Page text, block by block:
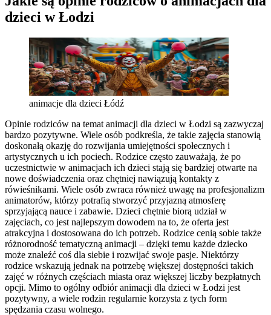
dzieci w Łodzi
animacje dla dzieci Łódź
Opinie rodziców na temat animacji dla dzieci w Łodzi są zazwyczaj
bardzo pozytywne. Wiele osób podkreśla, że takie zajęcia stanowią
doskonałą okazję do rozwijania umiejętności społecznych i
artystycznych u ich pociech. Rodzice często zauważają, że po
uczestnictwie w animacjach ich dzieci stają się bardziej otwarte na
nowe doświadczenia oraz chętniej nawiązują kontakty z
rówieśnikami. Wiele osób zwraca również uwagę na profesjonalizm
animatorów, którzy potrafią stworzyć przyjazną atmosferę
sprzyjającą nauce i zabawie. Dzieci chętnie biorą udział w
zajęciach, co jest najlepszym dowodem na to, że oferta jest
atrakcyjna i dostosowana do ich potrzeb. Rodzice cenią sobie także
różnorodność tematyczną animacji – dzięki temu każde dziecko
może znaleźć coś dla siebie i rozwijać swoje pasje. Niektórzy
rodzice wskazują jednak na potrzebę większej dostępności takich
zajęć w różnych częściach miasta oraz większej liczby bezpłatnych
opcji. Mimo to ogólny odbiór animacji dla dzieci w Łodzi jest
pozytywny, a wiele rodzin regularnie korzysta z tych form
spędzania czasu wolnego.